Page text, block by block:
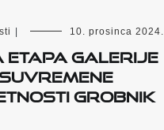
10. prosinca 2024.
etapa Galerije
suvremene
Grobnik